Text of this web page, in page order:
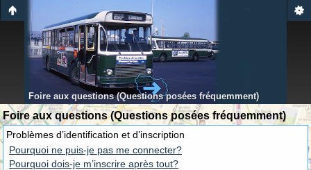
Foire aux questions (Questions posées fréquemment)
Foire aux questions (Questions posées fréquemment)
Problèmes d’identification et d’inscription
Pourquoi ne puis-je pas me connecter?
Pourquoi dois-je m’inscrire après tout?